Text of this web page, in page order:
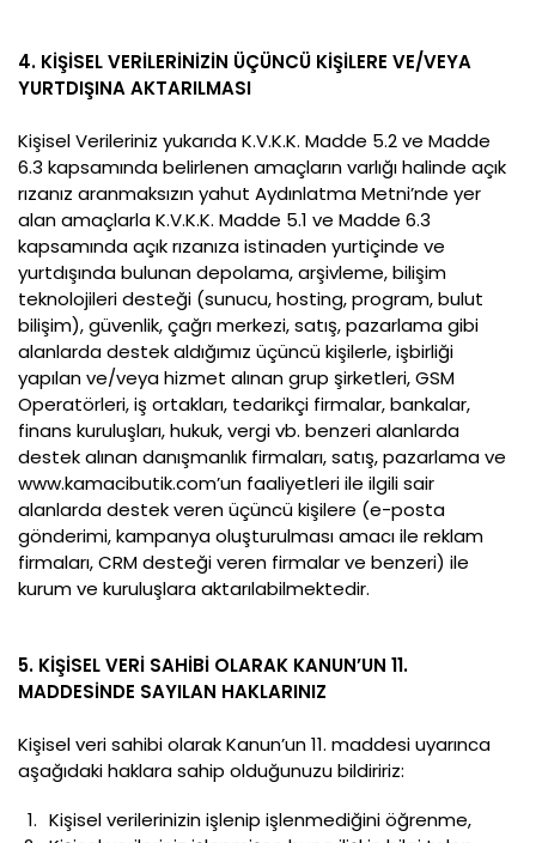
4. KİŞİSEL VERİLERİNİZİN ÜÇÜNCÜ KİŞİLERE VE/VEYA
YURTDIŞINA AKTARILMASI
Kişisel Verileriniz yukarıda K.V.K.K. Madde 5.2 ve Madde
6.3 kapsamında belirlenen amaçların varlığı halinde açık
rızanız aranmaksızın yahut Aydınlatma Metni’nde yer
alan amaçlarla K.V.K.K. Madde 5.1 ve Madde 6.3
kapsamında açık rızanıza istinaden yurtiçinde ve
yurtdışında bulunan depolama, arşivleme, bilişim
teknolojileri desteği (sunucu, hosting, program, bulut
bilişim), güvenlik, çağrı merkezi, satış, pazarlama gibi
alanlarda destek aldığımız üçüncü kişilerle, işbirliği
yapılan ve/veya hizmet alınan grup şirketleri, GSM
Operatörleri, iş ortakları, tedarikçi firmalar, bankalar,
finans kuruluşları, hukuk, vergi vb. benzeri alanlarda
destek alınan danışmanlık firmaları, satış, pazarlama ve
www.kamacibutik.com’un faaliyetleri ile ilgili sair
alanlarda destek veren üçüncü kişilere (e-posta
gönderimi, kampanya oluşturulması amacı ile reklam
firmaları, CRM desteği veren firmalar ve benzeri) ile
kurum ve kuruluşlara aktarılabilmektedir.
5. KİŞİSEL VERİ SAHİBİ OLARAK KANUN’UN 11.
MADDESİNDE SAYILAN HAKLARINIZ
Kişisel veri sahibi olarak Kanun’un 11. maddesi uyarınca
aşağıdaki haklara sahip olduğunuzu bildiririz:
Kişisel verilerinizin işlenip işlenmediğini öğrenme,